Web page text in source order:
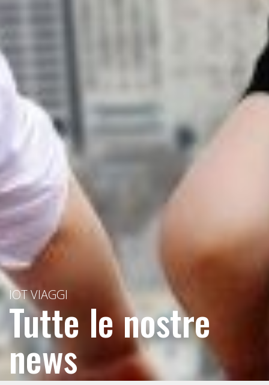
IOT VIAGGI
Tutte le nostre
news